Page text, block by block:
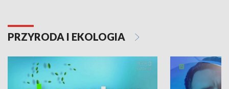
PRZYRODA I EKOLOGIA